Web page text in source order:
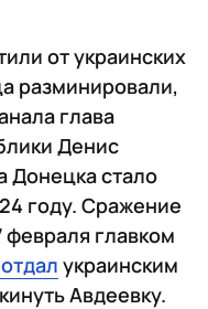
от украинских
разминировали,
глава
Денис
Донецка стало
году. Сражение
главком
украинским
Авдеевку.